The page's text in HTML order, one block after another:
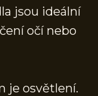
jsou ideální
očí nebo
je osvětlení.